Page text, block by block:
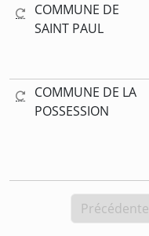
COMMUNE DE
SAINT PAUL
COMMUNE DE LA
POSSESSION
Précédente